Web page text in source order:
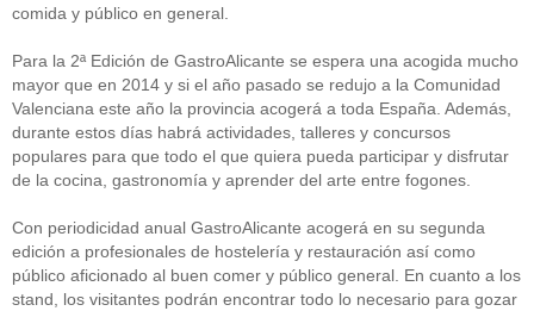
comida y público en general.
Para la 2ª Edición de GastroAlicante se espera una acogida mucho
mayor que en 2014 y si el año pasado se redujo a la Comunidad
Valenciana este año la provincia acogerá a toda España. Además,
durante estos días habrá actividades, talleres y concursos
populares para que todo el que quiera pueda participar y disfrutar
de la cocina, gastronomía y aprender del arte entre fogones.
Con periodicidad anual GastroAlicante acogerá en su segunda
edición a profesionales de hostelería y restauración así como
público aficionado al buen comer y público general. En cuanto a los
stand, los visitantes podrán encontrar todo lo necesario para gozar